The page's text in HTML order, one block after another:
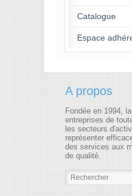
Catalogue
Espace
A propos
Fondée en 1994,
entreprises de
les secteurs
représenter
des services aux
de qualité.